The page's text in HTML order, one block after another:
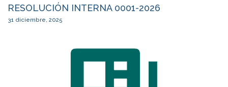
RESOLUCIÓN INTERNA 0001-2026
31 diciembre, 2025